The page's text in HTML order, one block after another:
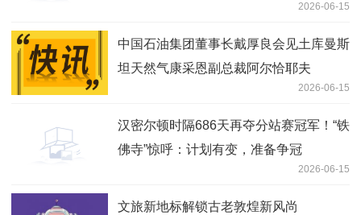
2026-06-15
中国石油集团董事长戴厚良会见土库曼斯
坦天然气康采恩副总裁阿尔恰耶夫
2026-06-15
汉密尔顿时隔686天再夺分站赛冠军！“铁
佛寺”惊呼：计划有变，准备争冠
2026-06-15
文旅新地标解锁古老敦煌新风尚